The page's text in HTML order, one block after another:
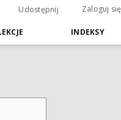
Udostępnij Zaloguj się
INDEKSY